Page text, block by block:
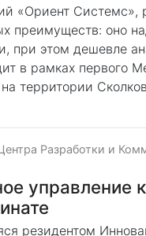
«Ориент Системс»,
преимуществ: оно
при этом дешевле
в рамках первого
территории
Разработки и
управление
резидентом